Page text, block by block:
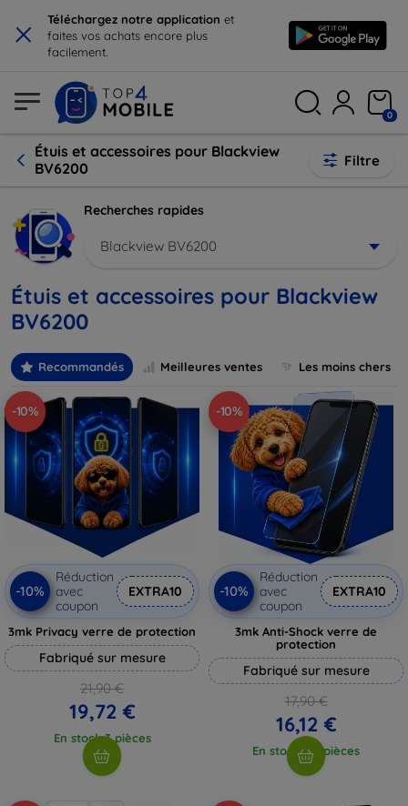
× Téléchargez notre application et
faites vos achats encore plus
facilement.
0
Étuis et accessoires pour Blackview
BV6200
Filtre
Recherches rapides
Blackview BV6200
Étuis et accessoires pour Blackview
BV6200
Recommandés Meilleures ventes Les moins chers
-10%
-10%
Réduction
avec
coupon
EXTRA10
3mk Privacy verre de protection
Fabriqué sur mesure
21,90 €
19,72 €
En stock 3 pièces
-10%
-10%
Réduction
avec
coupon
EXTRA10
3mk Anti-Shock verre de
protection
Fabriqué sur mesure
17,90 €
16,12 €
En stock > 5 pièces